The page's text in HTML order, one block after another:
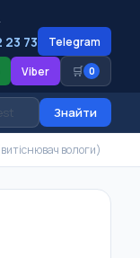
23 73
Telegram
Viber 🛒 0
Знайти
вологи)